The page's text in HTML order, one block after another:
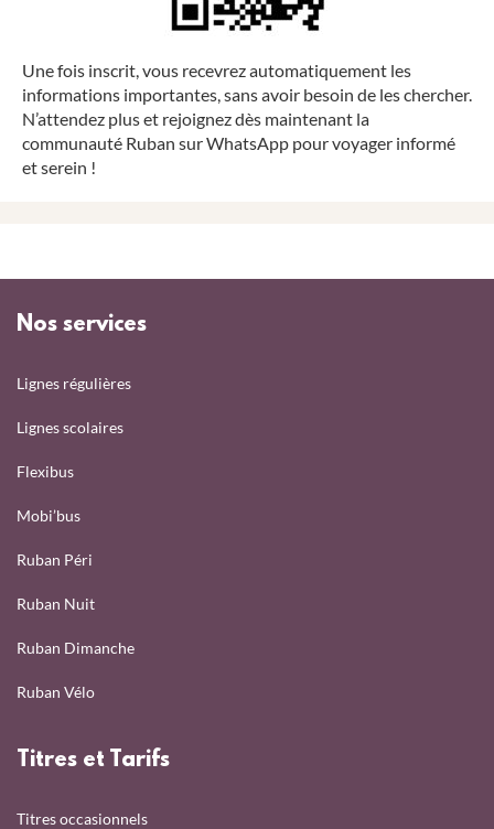
Une fois inscrit, vous recevrez automatiquement les
informations importantes, sans avoir besoin de les chercher.
N’attendez plus et rejoignez dès maintenant la
communauté Ruban sur WhatsApp pour voyager informé
et serein !
Nos services
Lignes régulières
Lignes scolaires
Flexibus
Mobi’bus
Ruban Péri
Ruban Nuit
Ruban Dimanche
Ruban Vélo
Titres et Tarifs
Titres occasionnels